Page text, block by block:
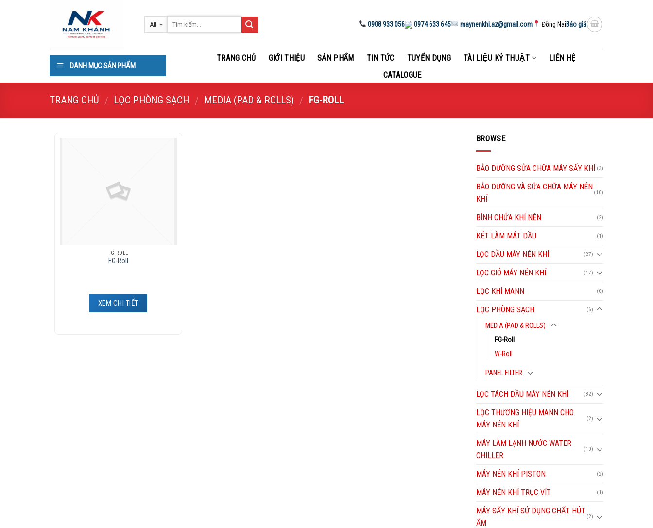
0908 933 056 0974 633 645 maynenkhi.az@gmail.com Đồng NaiBáo giá
DANH MỤC SẢN PHẨM
TRANG CHỦ GIỚI THIỆU SẢN PHẨM TIN TỨC TUYỂN DỤNG TÀI LIỆU KỶ THUẬT
LIÊN HỆ
CATALOGUE
TRANG CHỦ / LỌC PHÒNG SẠCH / MEDIA (PAD & ROLLS) / FG-ROLL
FG-ROLL
FG-Roll
XEM CHI TIẾT
BROWSE
BẢO DƯỠNG SỬA CHỮA MÁY SẤY KHÍ (3)
BẢO DƯỠNG VÀ SỮA CHỮA MÁY NÉN
KHÍ
(10)
BÌNH CHỨA KHÍ NÉN (2)
KÉT LÀM MÁT DẦU (1)
LỌC DẦU MÁY NÉN KHÍ (27)
LỌC GIÓ MÁY NÉN KHÍ (47)
LỌC KHÍ MANN (0)
LỌC PHÒNG SẠCH (6)
MEDIA (PAD & ROLLS)
FG-Roll
W-Roll
PANEL FILTER
LỌC TÁCH DẦU MÁY NÉN KHÍ (82)
LỌC THƯƠNG HIỆU MANN CHO
MÁY NÉN KHÍ
(2)
MÁY LÀM LẠNH NƯỚC WATER
CHILLER
(10)
MÁY NÉN KHÍ PISTON (2)
MÁY NÉN KHÍ TRỤC VÍT (1)
MÁY SẤY KHÍ SỬ DỤNG CHẤT HÚT
ẨM
(2)